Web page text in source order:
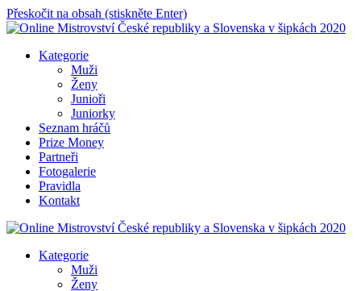
Přeskočit na obsah (stiskněte Enter)
Online Mistrovství České republiky a Slovenska v šipkách 2020
Kategorie
Muži
Ženy
Junioři
Juniorky
Seznam hráčů
Prize Money
Partneři
Fotogalerie
Pravidla
Kontakt
Online Mistrovství České republiky a Slovenska v šipkách 2020
Kategorie
Muži
Ženy